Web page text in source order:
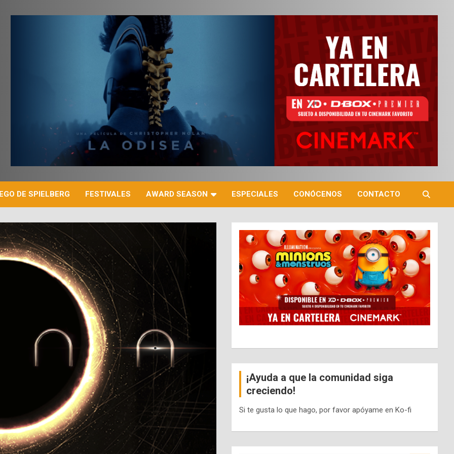
DE SPIELBERG FESTIVALES AWARD SEASON ESPECIALES CONÓCENOS CONTACTO
¡Ayuda a que la comunidad siga
creciendo!
Si te gusta lo que hago, por favor apóyame en Ko-fi